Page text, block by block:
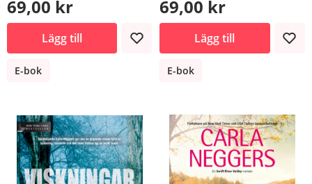
69,00 kr
Lägg till
E-bok
69,00 kr
Lägg till
E-bok